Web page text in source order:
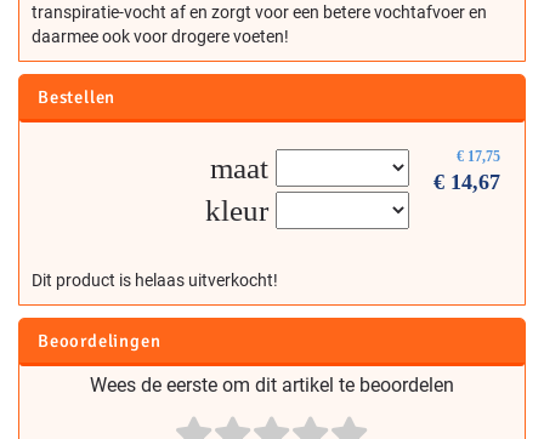
transpiratie-vocht af en zorgt voor een betere vochtafvoer en
daarmee ook voor drogere voeten!
Bestellen
€ 17,75
€ 14,67
maat
kleur
Dit product is helaas uitverkocht!
Beoordelingen
Wees de eerste om dit artikel te beoordelen